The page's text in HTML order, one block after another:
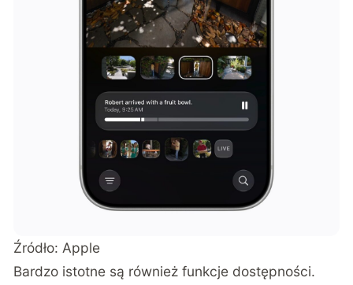
Źródło: Apple
Bardzo istotne są również funkcje dostępności.